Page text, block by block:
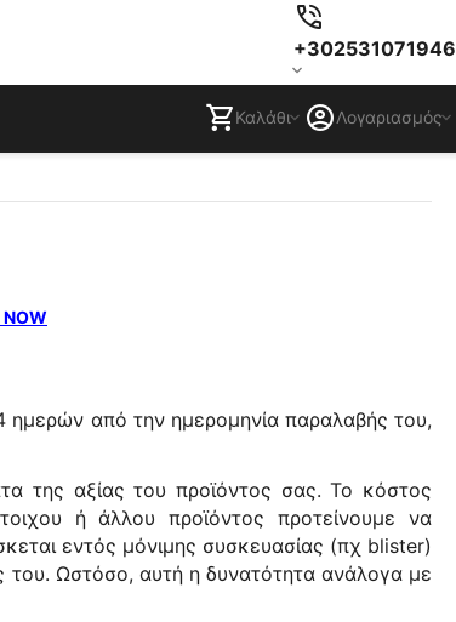
+302531071946
Καλάθι Λογαριασμός
ημερών από την ημερομηνία παραλαβής του,
της αξίας του προϊόντος σας. Το κόστος
ή άλλου προϊόντος προτείνουμε να
εντός μόνιμης συσκευασίας (πχ blister)
του. Ωστόσο, αυτή η δυνατότητα ανάλογα με